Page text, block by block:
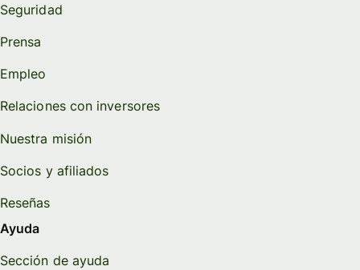
Seguridad
Prensa
Empleo
Relaciones con inversores
Nuestra misión
Socios y afiliados
Reseñas
Ayuda
Sección de ayuda